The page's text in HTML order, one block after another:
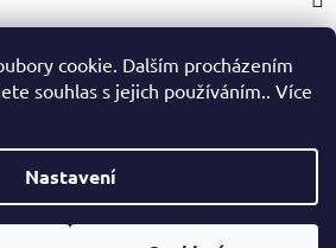
cookie. Dalším procházením
souhlas s jejich používáním.. Více
Nastavení
Vytvořil Shoptet